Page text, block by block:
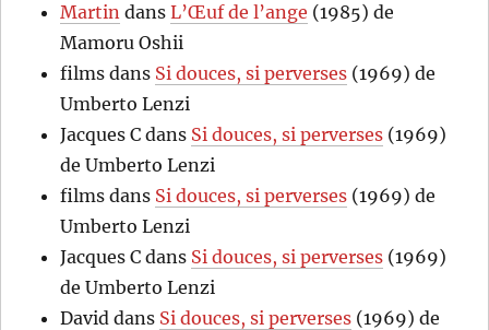
Martin dansL’Œuf de l’ange (1985) de
Mamoru Oshii
films dans Si douces, si perverses (1969) de
Umberto Lenzi
Jacques C dans Si douces, si perverses (1969)
de Umberto Lenzi
films dans Si douces, si perverses (1969) de
Umberto Lenzi
Jacques C dans Si douces, si perverses (1969)
de Umberto Lenzi
David dans Si douces, si perverses (1969) de